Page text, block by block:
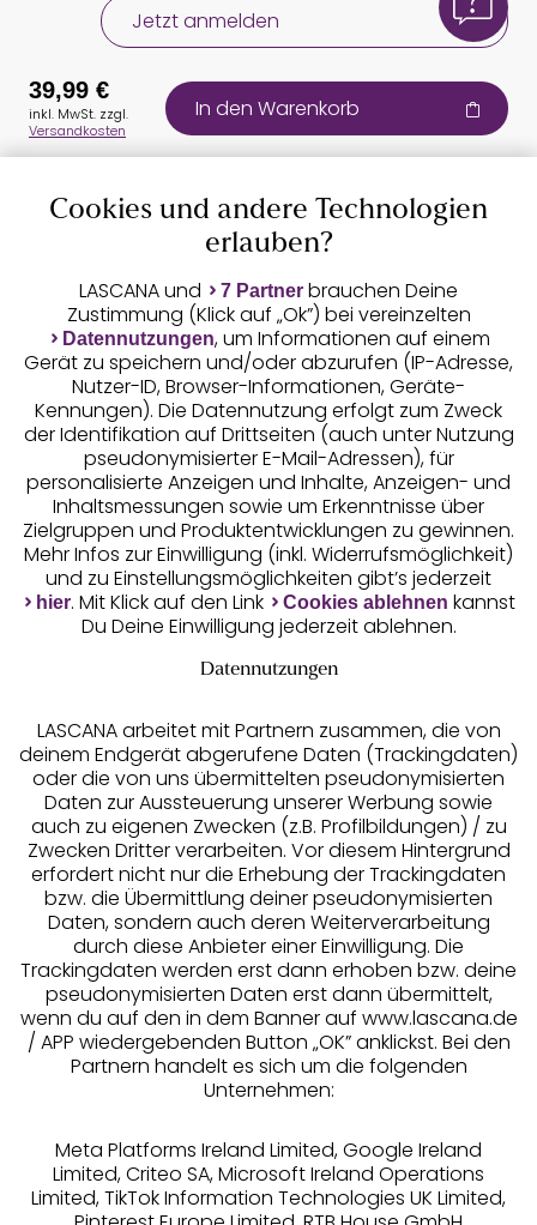
Jetzt anmelden
Auszeichnungen
Geprüfte Sicherheit
Unsere Apps
Services
Beratung
Über uns
Rechtliches
39,99 €
inkl. MwSt. zzgl.
Versandkosten
In den Warenkorb
Cookies und andere Technologien
erlauben?
LASCANA und 7 Partner brauchen Deine
Zustimmung (Klick auf „Ok”) bei vereinzelten
Datennutzungen, um Informationen auf einem
Gerät zu speichern und/oder abzurufen (IP-Adresse,
Nutzer-ID, Browser-Informationen, Geräte-
Kennungen). Die Datennutzung erfolgt zum Zweck
der Identifikation auf Drittseiten (auch unter Nutzung
pseudonymisierter E-Mail-Adressen), für
personalisierte Anzeigen und Inhalte, Anzeigen- und
Inhaltsmessungen sowie um Erkenntnisse über
Zielgruppen und Produktentwicklungen zu gewinnen.
Mehr Infos zur Einwilligung (inkl. Widerrufsmöglichkeit)
und zu Einstellungsmöglichkeiten gibt’s jederzeit
hier. Mit Klick auf den Link Cookies ablehnen kannst
Du Deine Einwilligung jederzeit ablehnen.
Datennutzungen
LASCANA arbeitet mit Partnern zusammen, die von
deinem Endgerät abgerufene Daten (Trackingdaten)
oder die von uns übermittelten pseudonymisierten
Daten zur Aussteuerung unserer Werbung sowie
auch zu eigenen Zwecken (z.B. Profilbildungen) / zu
Zwecken Dritter verarbeiten. Vor diesem Hintergrund
erfordert nicht nur die Erhebung der Trackingdaten
bzw. die Übermittlung deiner pseudonymisierten
Daten, sondern auch deren Weiterverarbeitung
durch diese Anbieter einer Einwilligung. Die
Trackingdaten werden erst dann erhoben bzw. deine
pseudonymisierten Daten erst dann übermittelt,
wenn du auf den in dem Banner auf www.lascana.de
/ APP wiedergebenden Button „OK” anklickst. Bei den
Partnern handelt es sich um die folgenden
Unternehmen:
Meta Platforms Ireland Limited, Google Ireland
Limited, Criteo SA, Microsoft Ireland Operations
Limited, TikTok Information Technologies UK Limited,